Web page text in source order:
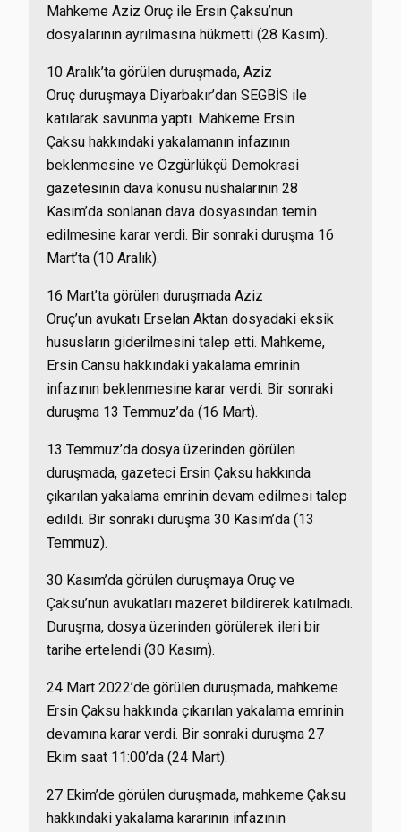
Mahkeme Aziz Oruç ile Ersin Çaksu’nun
dosyalarının ayrılmasına hükmetti (28 Kasım).
10 Aralık’ta görülen duruşmada, Aziz
Oruç duruşmaya Diyarbakır’dan SEGBİS ile
katılarak savunma yaptı. Mahkeme Ersin
Çaksu hakkındaki yakalamanın infazının
beklenmesine ve Özgürlükçü Demokrasi
gazetesinin dava konusu nüshalarının 28
Kasım’da sonlanan dava dosyasından temin
edilmesine karar verdi. Bir sonraki duruşma 16
Mart’ta (10 Aralık).
16 Mart’ta görülen duruşmada Aziz
Oruç’un avukatı Erselan Aktan dosyadaki eksik
hususların giderilmesini talep etti. Mahkeme,
Ersin Cansu hakkındaki yakalama emrinin
infazının beklenmesine karar verdi. Bir sonraki
duruşma 13 Temmuz’da (16 Mart).
13 Temmuz’da dosya üzerinden görülen
duruşmada, gazeteci Ersin Çaksu hakkında
çıkarılan yakalama emrinin devam edilmesi talep
edildi. Bir sonraki duruşma 30 Kasım’da (13
Temmuz).
30 Kasım’da görülen duruşmaya Oruç ve
Çaksu’nun avukatları mazeret bildirerek katılmadı.
Duruşma, dosya üzerinden görülerek ileri bir
tarihe ertelendi (30 Kasım).
24 Mart 2022’de görülen duruşmada, mahkeme
Ersin Çaksu hakkında çıkarılan yakalama emrinin
devamına karar verdi. Bir sonraki duruşma 27
Ekim saat 11:00’da (24 Mart).
27 Ekim’de görülen duruşmada, mahkeme Çaksu
hakkındaki yakalama kararının infazının